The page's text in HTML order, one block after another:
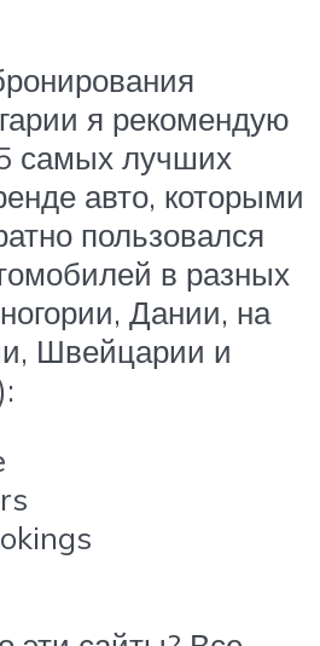
я рекомендую
самых лучших
авто, которыми
пользовался
в разных
Дании, на
Швейцарии и